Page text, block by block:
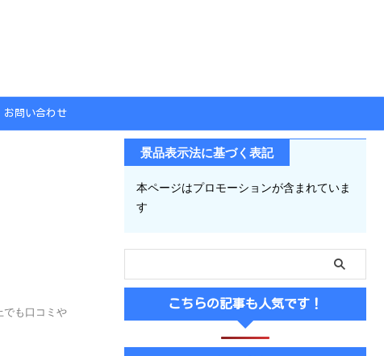
お問い合わせ
でも口コミや
景品表示法に基づく表記
本ページはプロモーションが含まれていま
す
こちらの記事も人気です！